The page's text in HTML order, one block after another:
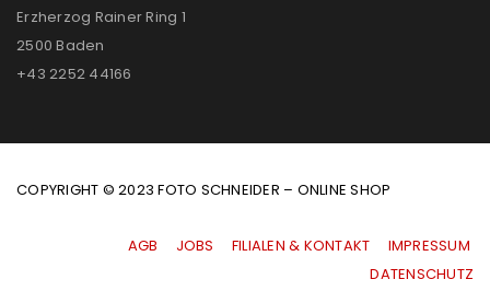
Erzherzog Rainer Ring 1
2500 Baden
+43 2252 44166
COPYRIGHT © 2023 FOTO SCHNEIDER – ONLINE SHOP
AGB JOBS FILIALEN & KONTAKT
IMPRESSUM
|DATENSCHUTZ